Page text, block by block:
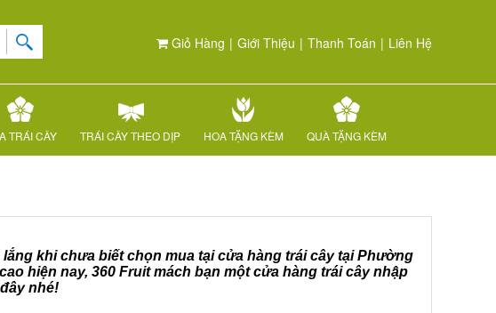
Giỏ Hàng | Giới Thiệu | Thanh Toán | Liên Hệ
TRÁI CÂY TRÁI CÂY THEO DỊP HOA TẶNG KÈM QUÀ TẶNG KÈM
khi chưa biết chọn mua tại cửa hàng trái cây tại Phường
hiện nay, 360 Fruit mách bạn một cửa hàng trái cây nhập
nhé!